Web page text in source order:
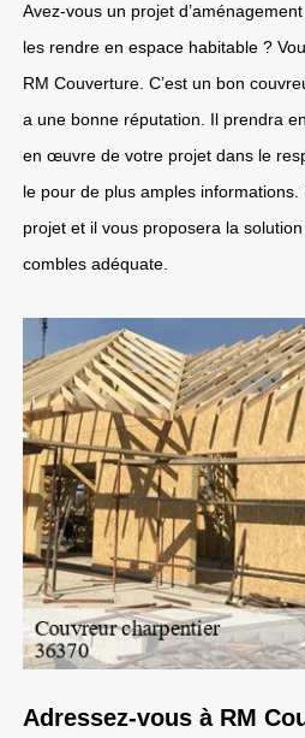
Avez-vous un projet
les rendre en espace habitable ?
RM Couverture. C’est un bon
a une bonne réputation. Il prendra
en œuvre de votre projet dans le
le pour de plus amples
projet et il vous proposera la
combles adéquate.
Adressez-vous à RM